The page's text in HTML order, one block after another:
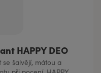
HAPPY DEO
šalvějí, mátou a